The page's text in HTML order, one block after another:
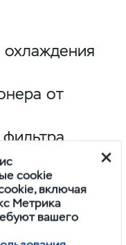
от
5000₽.
cookie
включая
Метрика
вашего